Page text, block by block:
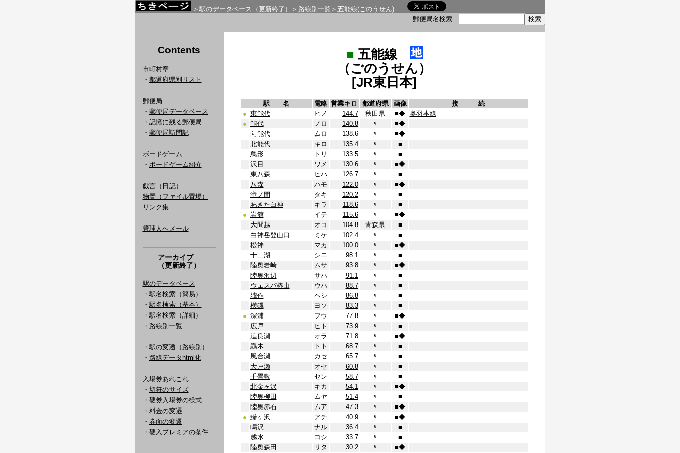
＞ 駅のデータベース（更新終了） ＞ 路線別一覧 ＞五能線(ごのうせん)
郵便局名検索
Contents
市町村章
・ 都道府県別リスト
郵便局
・ 郵便局データベース
・ 記憶に残る郵便局
・ 郵便局訪問記
ボードゲーム
・ ボードゲーム紹介
戯言（日記）
物置（ファイル置場）
リンク集
管理人へメール
アーカイブ
（更新終了）
駅のデータベース
・ 駅名検索（簡易）
・ 駅名検索（基本）
・駅名検索（詳細）
・ 路線別一覧
・ 駅の変遷（路線別）
・ 路線データhtml化
入場券あれこれ
・ 切符のサイズ
・ 硬券入場券の様式
・ 料金の変遷
・ 券面の変遷
・ 硬入プレミアの条件
■ 五能線
（ごのうせん）
[JR東日本]
駅 名 電略 営業キロ 都道府県 画像
接 続
● 東能代 ヒノ 144.7 秋田県 ■◆ 奥羽本線
● 能代 ノロ 140.8 〃 ■◆
向能代
ムロ 138.6 〃 ■◆
北能代
キロ 135.4 〃
■
鳥形
トリ 133.5 〃
■
沢目
ワメ 130.6 〃 ■◆
東八森
ヒハ 126.7 〃
■
八森
ハモ 122.0 〃 ■◆
滝ノ間
タキ 120.2 〃
■
あきた白神
キラ 118.6 〃
■
● 岩館 イテ 115.6 〃 ■◆
大間越
オコ 104.8 青森県
■
白神岳登山口
ミケ 102.4 〃
■
松神
マカ 100.0 〃 ■◆
十二湖
シニ 98.1 〃
■
陸奥岩崎
ムサ 93.8 〃 ■◆
陸奥沢辺
サハ 91.1 〃
■
ウェスパ椿山
ウハ 88.7 〃
■
艫作
ヘシ 86.8 〃
■
横磯
ヨソ 83.3 〃
■
● 深浦 フウ 77.8 〃 ■◆
広戸
ヒト 73.9 〃
■
追良瀬
オラ 71.8 〃 ■◆
驫木
トト 68.7 〃
■
風合瀬
カセ 65.7 〃
■
大戸瀬
オセ 60.8 〃
■
千畳敷
セン 58.7 〃
■
北金ヶ沢
キカ 54.1 〃 ■◆
陸奥柳田
ムヤ 51.4 〃
■
陸奥赤石
ムア 47.3 〃 ■◆
● 鰺ヶ沢 アチ 40.9 〃 ■◆
鳴沢
ナル 36.4 〃
■
越水
コシ 33.7 〃
■
陸奥森田
リタ 30.2 〃 ■◆